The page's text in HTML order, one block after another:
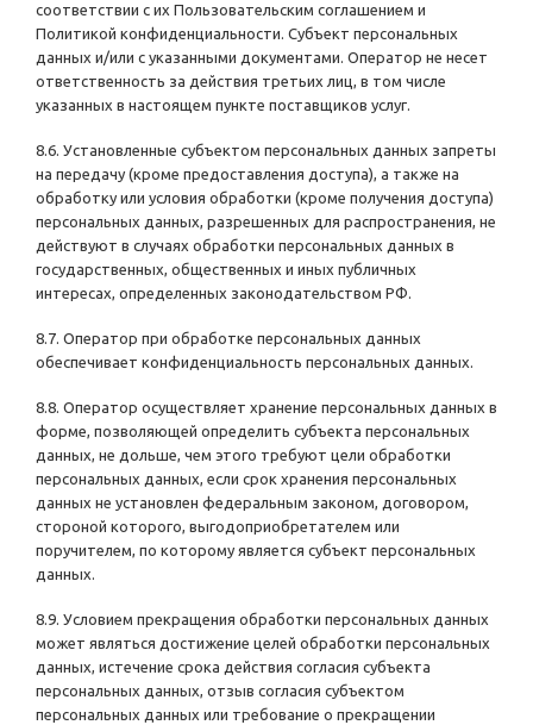
соответствии с их Пользовательским соглашением и
Политикой конфиденциальности. Субъект персональных
данных и/или с указанными документами. Оператор не несет
ответственность за действия третьих лиц, в том числе
указанных в настоящем пункте поставщиков услуг.
8.6. Установленные субъектом персональных данных запреты
на передачу (кроме предоставления доступа), а также на
обработку или условия обработки (кроме получения доступа)
персональных данных, разрешенных для распространения, не
действуют в случаях обработки персональных данных в
государственных, общественных и иных публичных
интересах, определенных законодательством РФ.
8.7. Оператор при обработке персональных данных
обеспечивает конфиденциальность персональных данных.
8.8. Оператор осуществляет хранение персональных данных в
форме, позволяющей определить субъекта персональных
данных, не дольше, чем этого требуют цели обработки
персональных данных, если срок хранения персональных
данных не установлен федеральным законом, договором,
стороной которого, выгодоприобретателем или
поручителем, по которому является субъект персональных
данных.
8.9. Условием прекращения обработки персональных данных
может являться достижение целей обработки персональных
данных, истечение срока действия согласия субъекта
персональных данных, отзыв согласия субъектом
персональных данных или требование о прекращении